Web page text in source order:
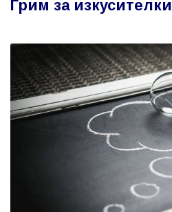
Грим за изкусителки